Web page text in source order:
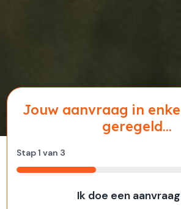
Jouw aanvraag in
geregeld...
Stap1 van 3
33%
Ik doe een